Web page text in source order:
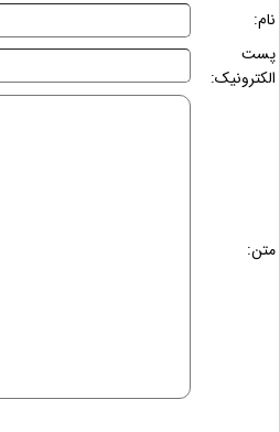
نام:
پست
الکترونیک:
متن: